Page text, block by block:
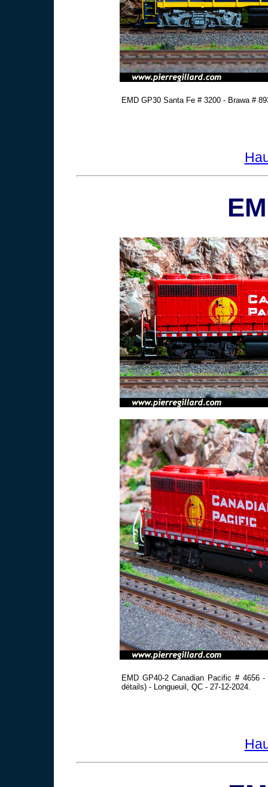
EMD GP30 Santa Fe # 3200 - Brawa #
EMD GP40-2 Canadian Pacific # 4656
détails) - Longueuil, QC - 27-12-2024.